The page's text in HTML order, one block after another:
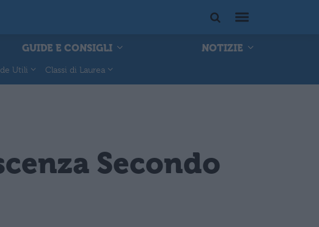
GUIDE E CONSIGLI
NOTIZIE
Utili Classi di Laurea
Secondo